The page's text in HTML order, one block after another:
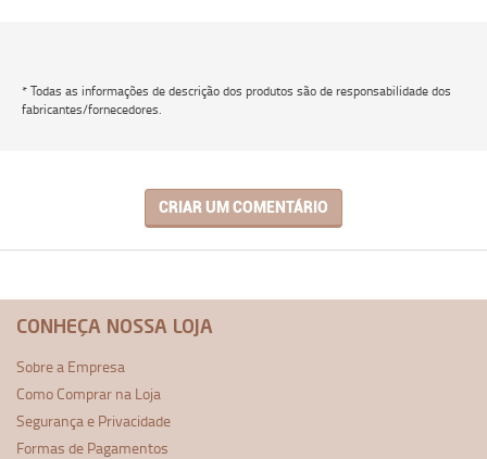
* Todas as informações de descrição dos produtos são de responsabilidade dos
fabricantes/fornecedores.
CRIAR UM COMENTÁRIO
CONHEÇA NOSSA LOJA
Sobre a Empresa
Como Comprar na Loja
Segurança e Privacidade
Formas de Pagamentos